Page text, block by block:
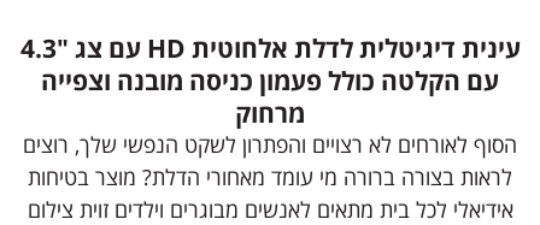
עינית דיגיטלית לדלת אלחוטית HD עם צג "4.3
עם הקלטה כולל פעמון כניסה מובנה וצפייה
מרחוק
הסוף לאורחים לא רצויים והפתרון לשקט הנפשי שלך, רוצים
לראות בצורה ברורה מי עומד מאחורי הדלת? מוצר בטיחות
אידיאלי לכל בית מתאים לאנשים מבוגרים וילדים זוית צילום